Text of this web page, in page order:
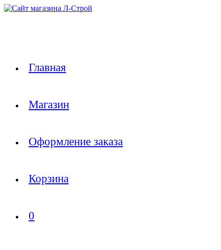
Перейти
Главная
Магазин
Оформление заказа
Корзина
0